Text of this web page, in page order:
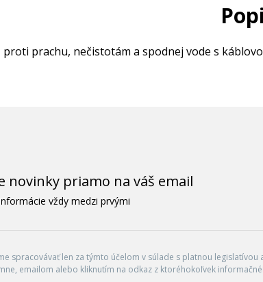
prachu, nečistotám a spodnej vode s
novinky priamo na váš email
vždy medzi prvými
spracovávať len za týmto účelom v súlade s platnou
emailom alebo kliknutím na odkaz z ktoréhokoľvek